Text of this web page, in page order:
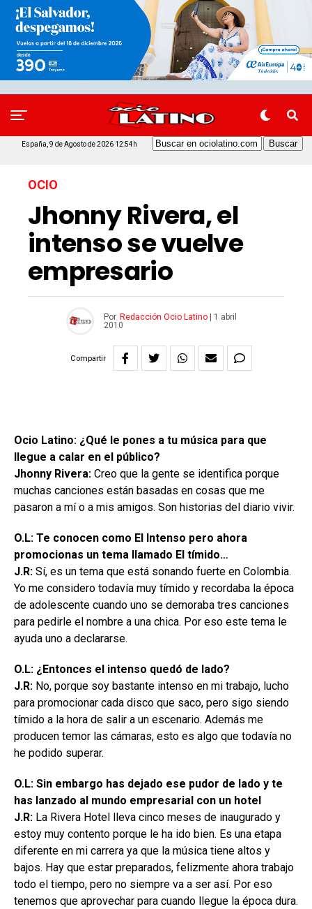
España, 9 de Agosto de 2026 12:54h
OCIO
Jhonny Rivera, el
intenso se vuelve
empresario
Por Redacción Ocio Latino
1 abril
2010
Compartir
Ocio Latino: ¿Qué le pones a tu música para que
llegue a calar en el público?
Jhonny Rivera: Creo que la gente se identifica porque
muchas canciones están basadas en cosas que me
pasaron a mí o a mis amigos. Son historias del diario vivir.
O.L: Te conocen como El Intenso pero ahora
promocionas un tema llamado El tímido…
J.R: Sí, es un tema que está sonando fuerte en Colombia.
Yo me considero todavía muy tímido y recordaba la época
de adolescente cuando uno se demoraba tres canciones
para pedirle el nombre a una chica. Por eso este tema le
ayuda uno a declararse.
O.L: ¿Entonces el intenso quedó de lado?
J.R: No, porque soy bastante intenso en mi trabajo, lucho
para promocionar cada disco que saco, pero sigo siendo
tímido a la hora de salir a un escenario. Además me
producen temor las cámaras, esto es algo que todavía no
he podido superar.
O.L: Sin embargo has dejado ese pudor de lado y te
has lanzado al mundo empresarial con un hotel
J.R: La Rivera Hotel lleva cinco meses de inaugurado y
estoy muy contento porque le ha ido bien. Es una etapa
diferente en mi carrera ya que la música tiene altos y
bajos. Hay que estar preparados, felizmente ahora trabajo
todo el tiempo, pero no siempre va a ser así. Por eso
tenemos que aprovechar para cuando llegue la época dura.